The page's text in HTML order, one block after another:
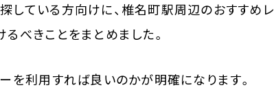
ている方向けに、椎名町駅周辺のおすすめレ
べきことをまとめました。
を利用すれば良いのかが明確になります。